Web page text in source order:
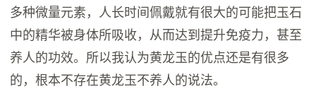
多种微量元素，人长时间佩戴就有很大的可能把玉石
中的精华被身体所吸收，从而达到提升免疫力，甚至
养人的功效。所以我认为黄龙玉的优点还是有很多
的，根本不存在黄龙玉不养人的说法。